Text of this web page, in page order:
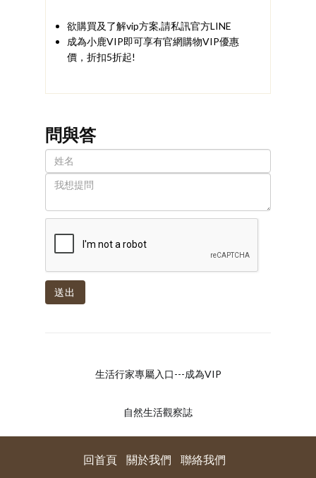
欲購買及了解vip方案,請私訊官方LINE
成為小鹿VIP即可享有官網購物VIP優惠
價，折扣5折起!
問與答
送出
生活行家專屬入口---成為VIP
自然生活觀察誌
回首頁 關於我們 聯絡我們